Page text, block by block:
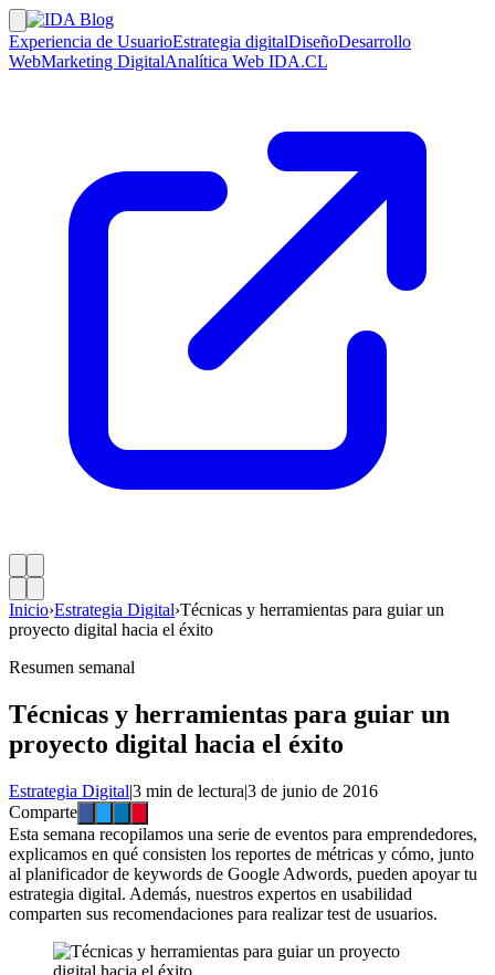
Experiencia de UsuarioEstrategia digitalDiseñoDesarrollo
WebMarketing DigitalAnalítica Web IDA.CL
Inicio›Estrategia Digital›Técnicas y herramientas para guiar un
proyecto digital hacia el éxito
Resumen semanal
Técnicas y herramientas para guiar un
proyecto digital hacia el éxito
Estrategia Digital|3 min de lectura|3 de junio de 2016
Comparte
Esta semana recopilamos una serie de eventos para emprendedores,
explicamos en qué consisten los reportes de métricas y cómo, junto
al planificador de keywords de Google Adwords, pueden apoyar tu
estrategia digital. Además, nuestros expertos en usabilidad
comparten sus recomendaciones para realizar test de usuarios.